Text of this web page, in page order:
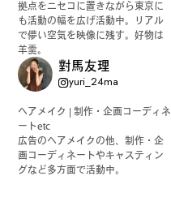
拠点をニセコに置きながら東京に
も活動の幅を広げ活動中。リアル
で儚い空気を映像に残す。好物は
羊羹。
對馬友理
yuri_24ma
ヘアメイク | 制作・企画コーディネ
ートetc
広告のヘアメイクの他、制作・企
画コーディネートやキャスティン
グなど多方面で活動中。